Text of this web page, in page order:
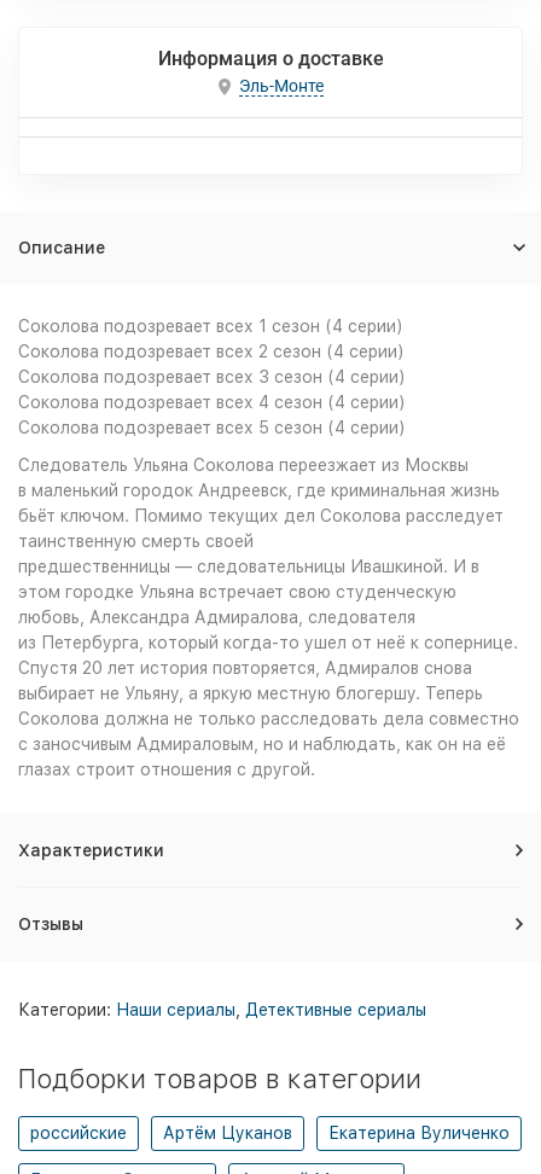
Информация о доставке
Эль-Монте
Описание
Соколова подозревает всех 1 сезон (4 серии)
Соколова подозревает всех 2 сезон (4 серии)
Соколова подозревает всех 3 сезон (4 серии)
Соколова подозревает всех 4 сезон (4 серии)
Соколова подозревает всех 5 сезон (4 серии)
Следователь Ульяна Соколова переезжает из Москвы
в маленький городок Андреевск, где криминальная жизнь
бьёт ключом. Помимо текущих дел Соколова расследует
таинственную смерть своей
предшественницы — следовательницы Ивашкиной. И в
этом городке Ульяна встречает свою студенческую
любовь, Александра Адмиралова, следователя
из Петербурга, который когда-то ушел от неё к сопернице.
Спустя 20 лет история повторяется, Адмиралов снова
выбирает не Ульяну, а яркую местную блогершу. Теперь
Соколова должна не только расследовать дела совместно
с заносчивым Адмираловым, но и наблюдать, как он на её
глазах строит отношения с другой.
Характеристики
Отзывы
Категории: Наши сериалы Детективные сериалы
Подборки товаров в категории
российские Артём Цуканов Екатерина Вуличенко